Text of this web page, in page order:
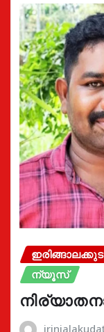
ഇരിങ്ങാലക്കുട
ന്യൂസ്